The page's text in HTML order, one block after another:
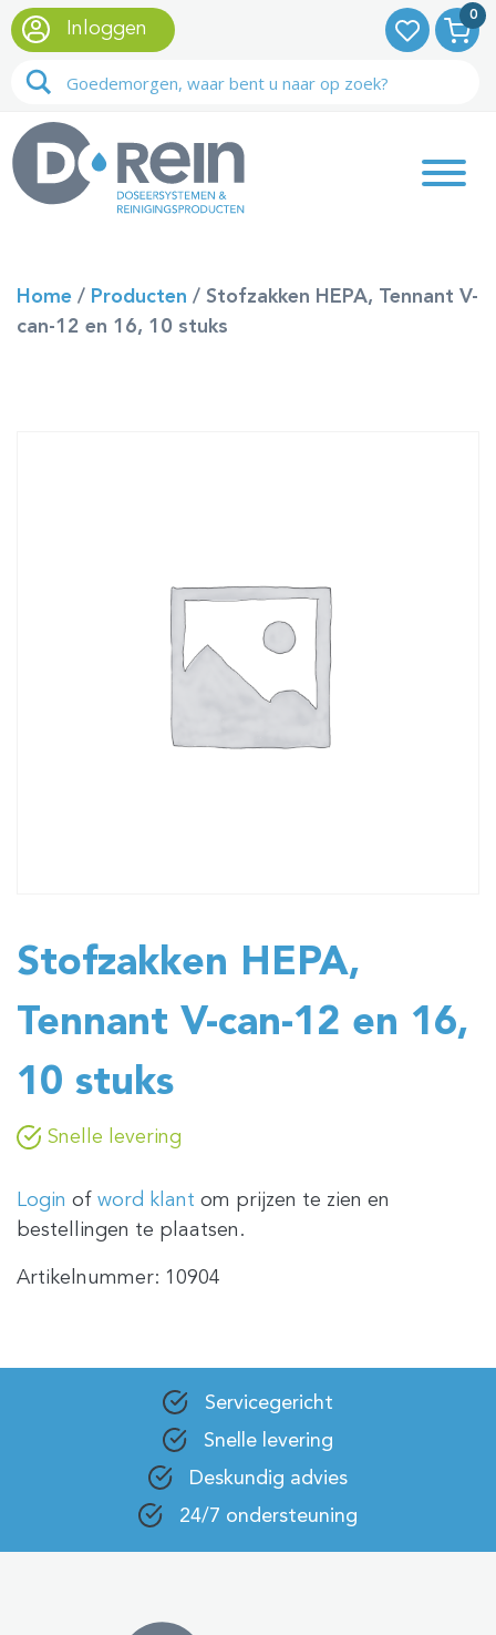
0
Inloggen
Home / Producten / Stofzakken HEPA, Tennant V-
can-12 en 16, 10 stuks
Stofzakken HEPA,
Tennant V-can-12 en 16,
10 stuks
Snelle levering
Login of word klant om prijzen te zien en
bestellingen te plaatsen.
Artikelnummer: 10904
Servicegericht
Snelle levering
Deskundig advies
24/7 ondersteuning